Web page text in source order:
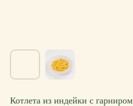
Котлета из индейки с гарниром